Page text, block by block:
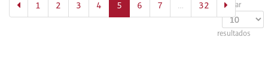
Mostrar
resultados
1 2 3 4 5 (actual)
6 7 … 32